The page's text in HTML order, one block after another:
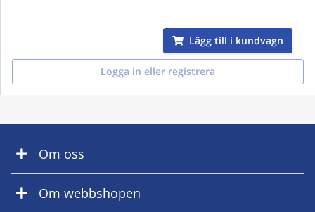
Lägg till i kundvagn
Logga in eller registrera
Om oss
Om webbshopen